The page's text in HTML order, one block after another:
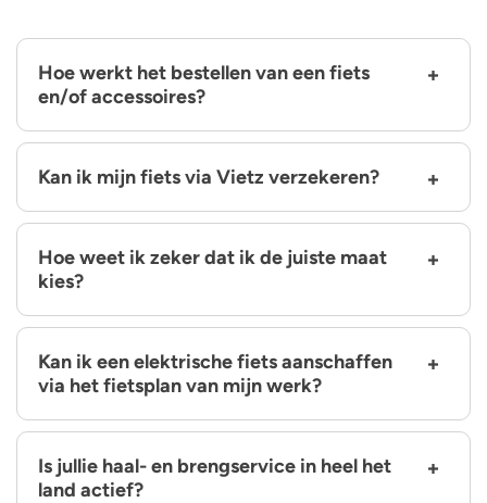
Hoe werkt het bestellen van een fiets
en/of accessoires?
Kan ik mijn fiets via Vietz verzekeren?
Hoe weet ik zeker dat ik de juiste maat
kies?
Kan ik een elektrische fiets aanschaffen
via het fietsplan van mijn werk?
Is jullie haal- en brengservice in heel het
land actief?